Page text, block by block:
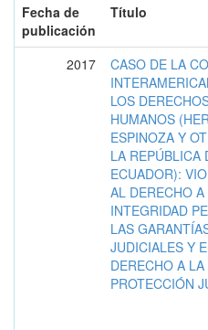
Fecha de
publicación
Título
2017
CASO DE LA
LOS
HUMANOS
ESPINOZA Y
LA REPÚBLICA
ECUADOR):
AL DERECHO A
INTEGRIDAD
LAS
JUDICIALES Y
DERECHO A LA
PROTECCIÓN